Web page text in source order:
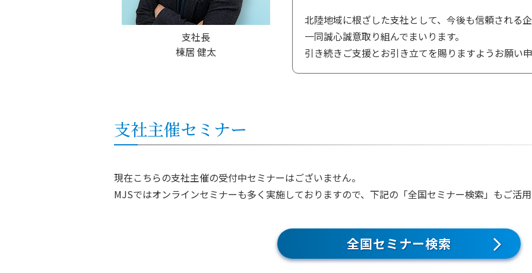
支社長
棟居 健太
北陸地域に根ざした支社として、今後も信頼される
一同誠心誠意取り組んでまいります。
引き続きご支援とお引き立てを賜りますようお願い
支社主催セミナー
現在こちらの支社主催の受付中セミナーはございません。
MJSではオンラインセミナーも多く実施しておりますので、下記の「全国セミナー検索」もご活
全国セミナー検索